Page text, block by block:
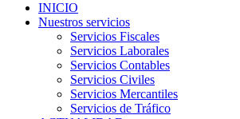
INICIO
Nuestros servicios
Servicios Fiscales
Servicios Laborales
Servicios Contables
Servicios Civiles
Servicios Mercantiles
Servicios de Tráfico